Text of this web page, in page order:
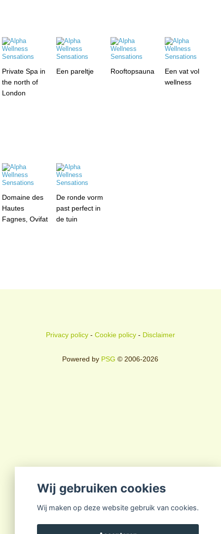
Private Spa in
the north of
London
Een pareltje Rooftopsauna
Een vat vol
wellness
Domaine des
Hautes
Fagnes, Ovifat
De ronde vorm
past perfect in
de tuin
Privacy policy- Cookie policy- Disclaimer
Powered by PSG © 2006-2026
Wij gebruiken cookies
Wij maken op deze website gebruik van cookies.